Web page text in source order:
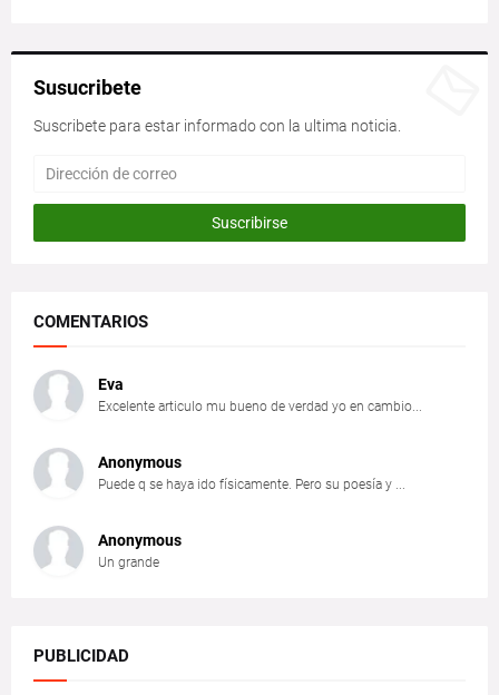
Susucribete
Suscribete para estar informado con la ultima noticia.
COMENTARIOS
Eva
Excelente articulo mu bueno de verdad yo en cambio...
Anonymous
Puede q se haya ido físicamente. Pero su poesía y ...
Anonymous
Un grande
PUBLICIDAD